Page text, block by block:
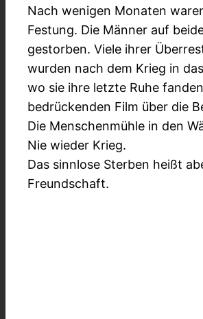
Nach wenigen Monaten
Festung. Die Männer auf
gestorben. Viele ihrer
wurden nach dem Krieg in
wo sie ihre letzte Ruhe
bedrückenden Film über die
Die Menschenmühle in den
Nie wieder Krieg.
Das sinnlose Sterben heißt
Freundschaft.